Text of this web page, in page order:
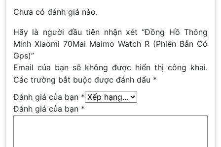
Chưa có đánh giá nào.
Hãy là người đầu tiên nhận xét “Đồng Hồ Thông
Minh Xiaomi 70Mai Maimo Watch R (Phiên Bản Có
Gps)”
Email của bạn sẽ không được hiển thị công khai.
Các trường bắt buộc được đánh dấu *
Đánh giá của bạn *
Đánh giá của bạn *